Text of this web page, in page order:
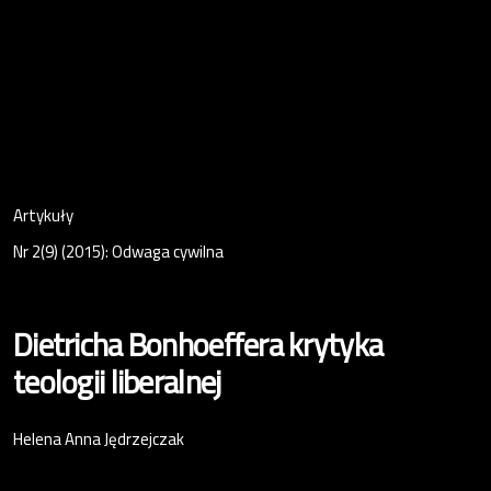
Artykuły
Nr 2(9) (2015): Odwaga cywilna
Dietricha Bonhoeffera krytyka
teologii liberalnej
Helena Anna Jędrzejczak